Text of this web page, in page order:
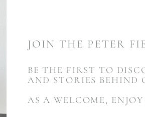
JOIN THE PETER
BE THE FIRST TO
AND STORIES BEHIND
AS A WELCOME,